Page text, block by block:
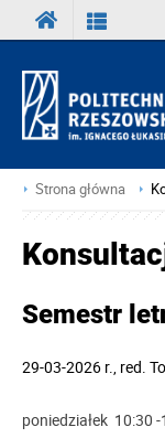
Strona główna
Semestr
29-03-2026 r. red.
poniedziałek 10:30 -